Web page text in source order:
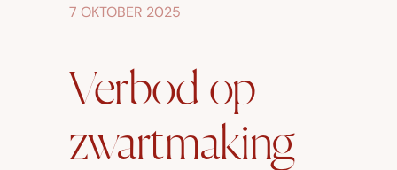
7 OKTOBER 2025
Verbod op
zwartmaking